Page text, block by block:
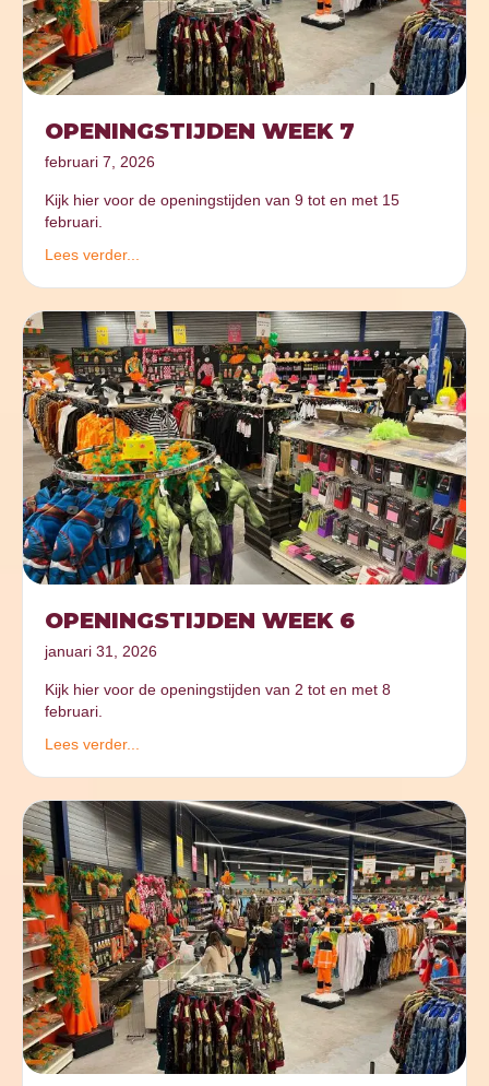
OPENINGSTIJDEN WEEK 7
februari 7, 2026
Kijk hier voor de openingstijden van 9 tot en met 15
februari.
Lees verder...
OPENINGSTIJDEN WEEK 6
januari 31, 2026
Kijk hier voor de openingstijden van 2 tot en met 8
februari.
Lees verder...